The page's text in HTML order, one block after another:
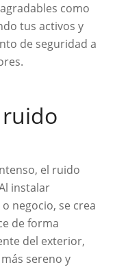
como
tus activos y
de seguridad a
el ruido
instalar
negocio, se crea
de forma
del exterior,
sereno y